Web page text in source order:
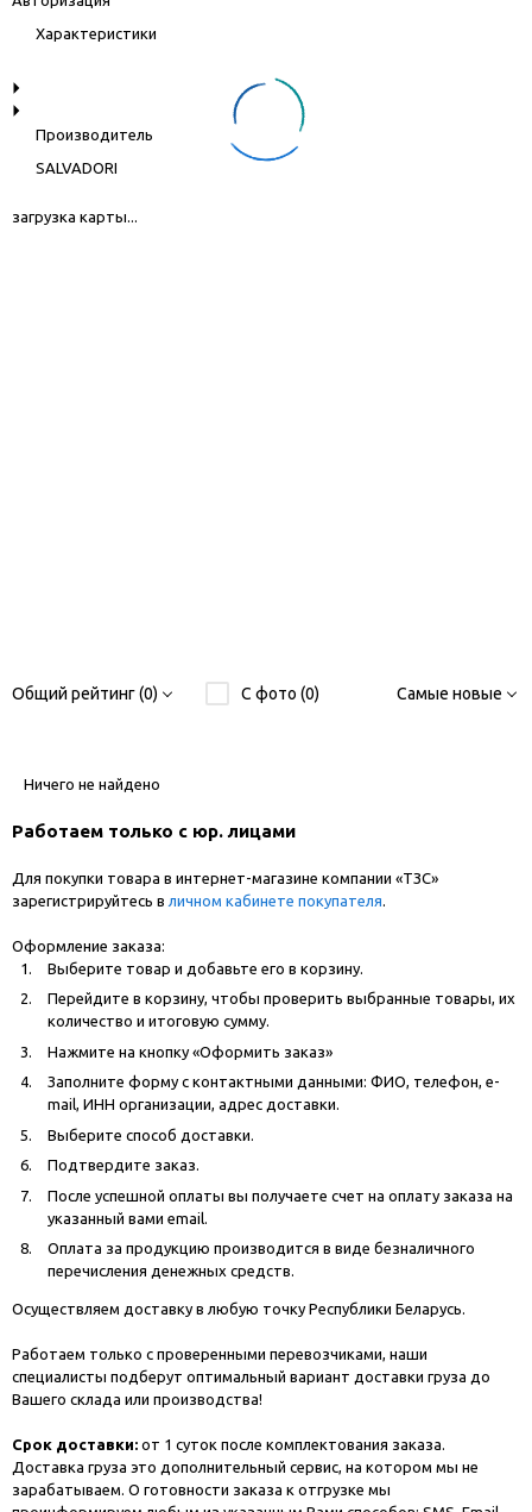
Характеристики
Производитель
SALVADORI
загрузка карты...
Общий рейтинг (0) С фото (0) Самые новые
Ничего не найдено
Работаем только с юр. лицами
Для покупки товара в интернет-магазине компании «ТЗС»
зарегистрируйтесь в личном кабинете покупателя.
Оформление заказа:
Выберите товар и добавьте его в корзину.
Перейдите в корзину, чтобы проверить выбранные товары, их
количество и итоговую сумму.
Нажмите на кнопку «Оформить заказ»
Заполните форму с контактными данными: ФИО, телефон, e-
mail, ИНН организации, адрес доставки.
Выберите способ доставки.
Подтвердите заказ.
После успешной оплаты вы получаете счет на оплату заказа на
указанный вами email.
Оплата за продукцию производится в виде безналичного
перечисления денежных средств.
Осуществляем доставку в любую точку Республики Беларусь.
Работаем только с проверенными перевозчиками, наши
специалисты подберут оптимальный вариант доставки груза до
Вашего склада или производства!
Срок доставки: от 1 суток после комплектования заказа.
Доставка груза это дополнительный сервис, на котором мы не
зарабатываем. О готовности заказа к отгрузке мы